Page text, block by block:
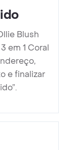
Blush
em 1 Coral
e finalizar